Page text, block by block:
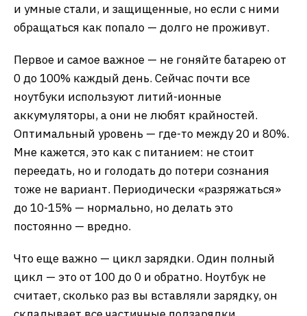
и умные стали, и защищенные, но если с ними
обращаться как попало — долго не проживут.
Первое и самое важное — не гоняйте батарею от
0 до 100% каждый день. Сейчас почти все
ноутбуки используют литий-ионные
аккумуляторы, а они не любят крайностей.
Оптимальный уровень — где-то между 20 и 80%.
Мне кажется, это как с питанием: не стоит
переедать, но и голодать до потери сознания
тоже не вариант. Периодически «разряжаться»
до 10-15% — нормально, но делать это
постоянно — вредно.
Что еще важно — цикл зарядки. Один полный
цикл — это от 100 до 0 и обратно. Ноутбук не
считает, сколько раз вы вставляли зарядку, он